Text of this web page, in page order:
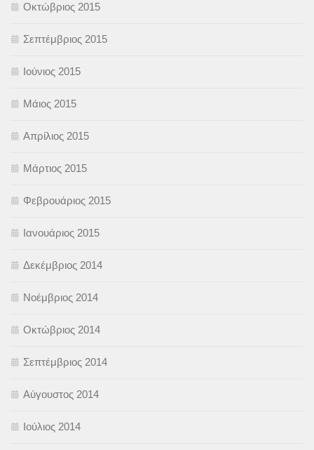
Οκτώβριος 2015
Σεπτέμβριος 2015
Ιούνιος 2015
Μάιος 2015
Απρίλιος 2015
Μάρτιος 2015
Φεβρουάριος 2015
Ιανουάριος 2015
Δεκέμβριος 2014
Νοέμβριος 2014
Οκτώβριος 2014
Σεπτέμβριος 2014
Αύγουστος 2014
Ιούλιος 2014